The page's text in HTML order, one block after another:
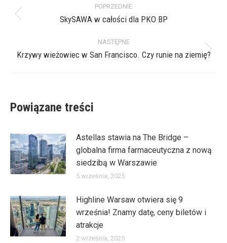
wpisów
POPRZEDNIE
Poprzedni
SkySAWA w całości dla PKO BP
NASTĘPNE
Następny
Krzywy wieżowiec w San Francisco. Czy runie na ziemię?
Powiązane treści
Astellas stawia na The Bridge –
globalna firma farmaceutyczna z nową
siedzibą w Warszawie
5 września, 2025
Highline Warsaw otwiera się 9
września! Znamy datę, ceny biletów i
atrakcje
2 września, 2025